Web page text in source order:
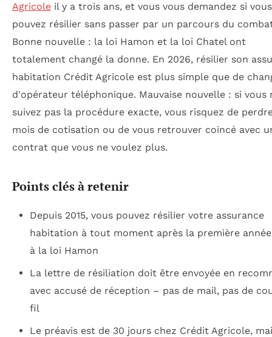
Agricole il y a trois ans, et vous vous demandez si vous
pouvez résilier sans passer par un parcours du
Bonne nouvelle : la loi Hamon et la loi Chatel ont
totalement changé la donne. En 2026, résilier son
habitation Crédit Agricole est plus simple que de
d'opérateur téléphonique. Mauvaise nouvelle : si vous
suivez pas la procédure exacte, vous risquez de
mois de cotisation ou de vous retrouver coincé avec
contrat que vous ne voulez plus.
Points clés à retenir
Depuis 2015, vous pouvez résilier votre assurance
habitation à tout moment après la première
à la loi Hamon
La lettre de résiliation doit être envoyée en
avec accusé de réception – pas de mail, pas de
fil
Le préavis est de 30 jours chez Crédit Agricole,